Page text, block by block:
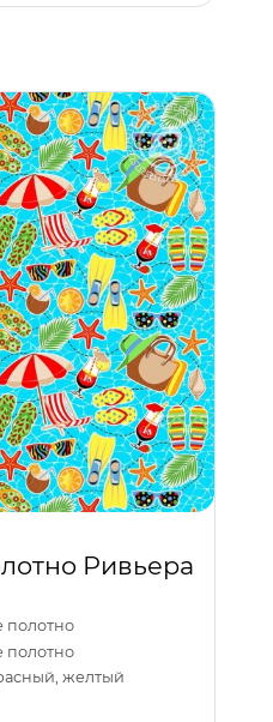
Ривьера
полотно
полотно
желтый